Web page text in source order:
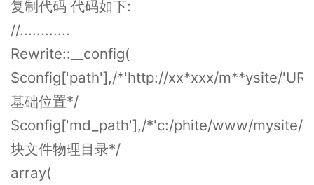
复制代码 代码如下:
//............
Rewrite::__config(
$config['path'],/*'http://xx*xxx/m**ysite/'URL
基础位置*/
$config['md_path'],/*'c:/phite/www/mysite/
块文件物理目录*/
array(